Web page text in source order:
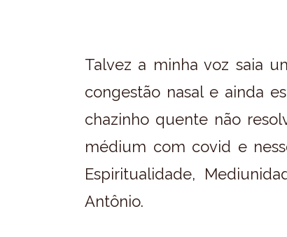
Talvez a minha voz saia
congestão nasal e ainda
chazinho quente não
médium com covid e
Espiritualidade,
Antônio.